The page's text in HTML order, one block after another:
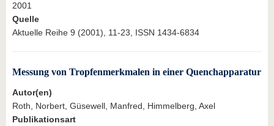
2001
Quelle
Aktuelle Reihe 9 (2001), 11-23, ISSN 1434-6834
Messung von Tropfenmerkmalen in einer Quenchapparatur
Autor(en)
Roth, Norbert, Güsewell, Manfred, Himmelberg, Axel
Publikationsart